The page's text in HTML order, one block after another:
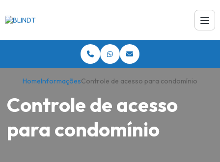
HomeInformaçõesControle de acesso para condomínio
Controle de acesso
para condomínio